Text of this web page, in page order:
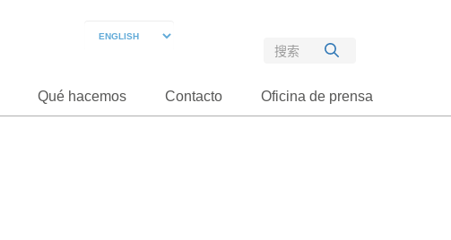
Qué hacemos Contacto Oficina de prensa